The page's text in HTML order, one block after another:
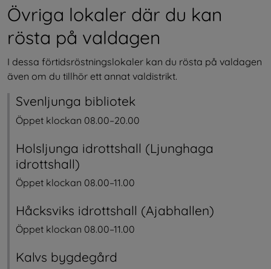
Övriga lokaler där du kan
rösta på valdagen
I dessa förtidsröstningslokaler kan du rösta på valdagen
även om du tillhör ett annat valdistrikt.
Svenljunga bibliotek
Öppet klockan 08.00–20.00
Holsljunga idrottshall (Ljunghaga
idrottshall)
Öppet klockan 08.00–11.00
Håcksviks idrottshall (Ajabhallen)
Öppet klockan 08.00–11.00
Kalvs bygdegård